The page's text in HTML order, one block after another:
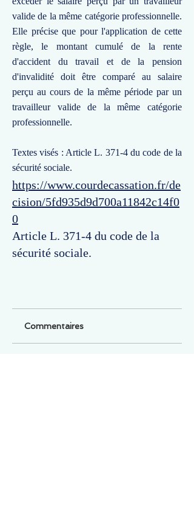
valide de la même catégorie professionnelle.
Elle précise que pour l'application de cette
règle, le montant cumulé de la rente
d'accident du travail et de la pension
d'invalidité doit être comparé au salaire
perçu au cours de la même période par un
travailleur valide de la même catégorie
professionnelle.
Textes visés : Article L. 371-4 du code de la
sécurité sociale.
https://www.courdecassation.fr/de
cision/5fd935d9d700a11842c14f0
0
Article L. 371-4 du code de la
sécurité sociale.
Commentaires